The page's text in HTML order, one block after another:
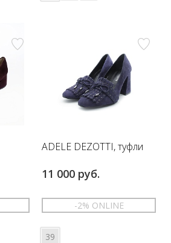
ADELE DEZOTTI, туфли
11 000 руб.
-2% ONLINE
39